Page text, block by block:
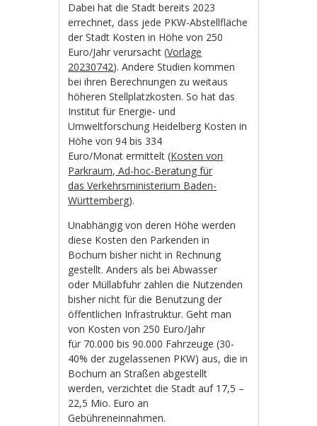
Dabei hat die Stadt bereits 2023
errechnet, dass jede PKW-Abstellfläche
der Stadt Kosten in Höhe von 250
Euro/Jahr verursacht (Vorlage
20230742). Andere Studien kommen
bei ihren Berechnungen zu weitaus
höheren Stellplatzkosten. So hat das
Institut für Energie- und
Umweltforschung Heidelberg Kosten in
Höhe von 94 bis 334
Euro/Monat ermittelt (Kosten von
Parkraum, Ad-hoc-Beratung für
das Verkehrsministerium Baden-
Württemberg).
Unabhängig von deren Höhe werden
diese Kosten den Parkenden in
Bochum bisher nicht in Rechnung
gestellt. Anders als bei Abwasser
oder Müllabfuhr zahlen die Nutzenden
bisher nicht für die Benutzung der
öffentlichen Infrastruktur. Geht man
von Kosten von 250 Euro/Jahr
für 70.000 bis 90.000 Fahrzeuge (30-
40% der zugelassenen PKW) aus, die in
Bochum an Straßen abgestellt
werden, verzichtet die Stadt auf 17,5 –
22,5 Mio. Euro an
Gebühreneinnahmen.